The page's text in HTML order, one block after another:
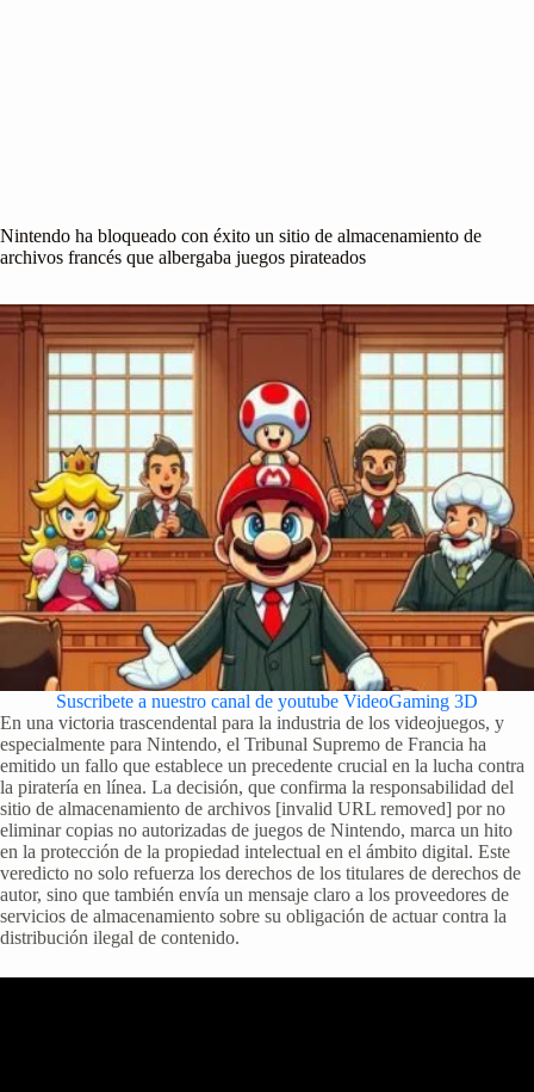
Nintendo ha bloqueado con éxito un sitio de almacenamiento de
archivos francés que albergaba juegos pirateados
Suscribete a nuestro canal de youtube VideoGaming 3D
En una victoria trascendental para la industria de los videojuegos, y
especialmente para Nintendo, el Tribunal Supremo de Francia ha
emitido un fallo que establece un precedente crucial en la lucha contra
la piratería en línea. La decisión, que confirma la responsabilidad del
sitio de almacenamiento de archivos [invalid URL removed] por no
eliminar copias no autorizadas de juegos de Nintendo, marca un hito
en la protección de la propiedad intelectual en el ámbito digital. Este
veredicto no solo refuerza los derechos de los titulares de derechos de
autor, sino que también envía un mensaje claro a los proveedores de
servicios de almacenamiento sobre su obligación de actuar contra la
distribución ilegal de contenido.